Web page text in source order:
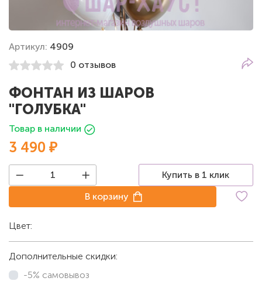
Артикул: 4909
0 отзывов
ФОНТАН ИЗ ШАРОВ
"ГОЛУБКА"
Товар в наличии
3 490 ₽
Купить в 1 клик
В корзину
Цвет:
Дополнительные скидки:
-5% самовывоз